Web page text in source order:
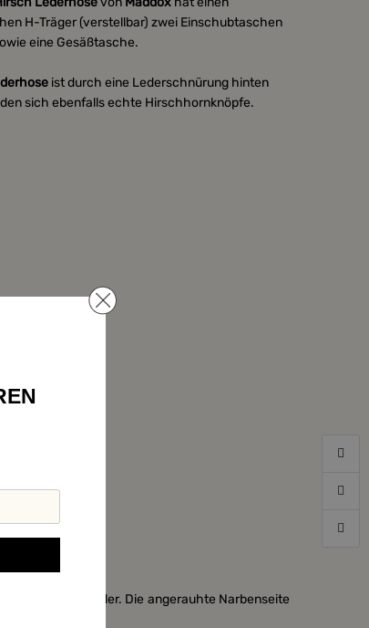
H-Träger (verstellbar) zwei Einschubtaschen
eine Gesäßtasche.
ist durch eine Lederschnürung hinten
sich ebenfalls echte Hirschhornknöpfe.
antik torf.
langlebiges Leder. Die angerauhte Narbenseite